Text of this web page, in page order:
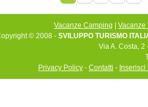
Vacanze Camping
Vacanze
© 2008 - SVILUPPO TURISMO
Via A. Costa,
Privacy Policy - Contatti -